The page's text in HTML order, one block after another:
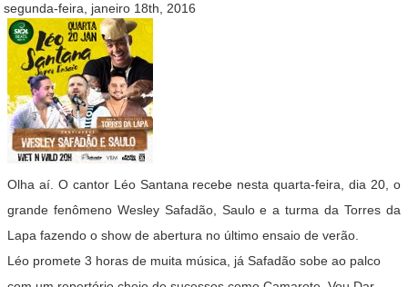
segunda-feira, janeiro 18th, 2016
Olha aí. O cantor Léo Santana recebe nesta quarta-feira, dia 20, o
grande fenômeno Wesley Safadão, Saulo e a turma da Torres da
Lapa fazendo o show de abertura no último ensaio de verão.
Léo promete 3 horas de muita música, já Safadão sobe ao palco